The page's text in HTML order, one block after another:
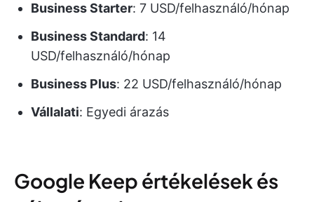
Business Starter: 7 USD/felhasználó/hónap
Business Standard: 14
USD/felhasználó/hónap
Business Plus: 22 USD/felhasználó/hónap
Vállalati: Egyedi árazás
Google Keep értékelések és